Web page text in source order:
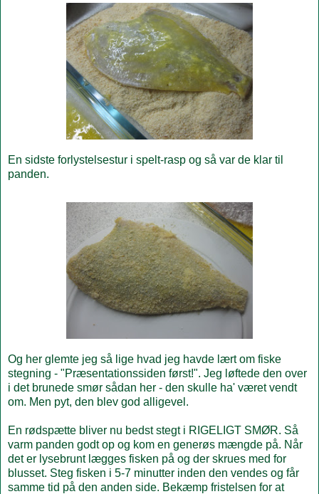
En sidste forlystelsestur i spelt-rasp og så var de klar til
panden.
Og her glemte jeg så lige hvad jeg havde lært om fiske
stegning - "Præsentationssiden først!". Jeg løftede den over
i det brunede smør sådan her - den skulle ha' været vendt
om. Men pyt, den blev god alligevel.
En rødspætte bliver nu bedst stegt i RIGELIGT SMØR. Så
varm panden godt op og kom en generøs mængde på. Når
det er lysebrunt lægges fisken på og der skrues med for
blusset. Steg fisken i 5-7 minutter inden den vendes og får
samme tid på den anden side. Bekæmp fristelsen for at